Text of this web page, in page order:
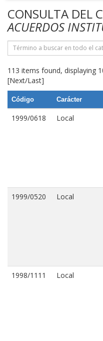
CONSULTA DEL
ACUERDOS
113 items found, displaying
[Next/Last]
Código Carácter
1999/0618 Local
1999/0520 Local
1998/1111 Local